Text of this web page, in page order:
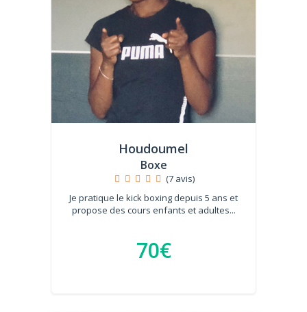
Houdoumel
Boxe
(7 avis)
Je pratique le kick boxing depuis 5 ans et
propose des cours enfants et adultes...
70€